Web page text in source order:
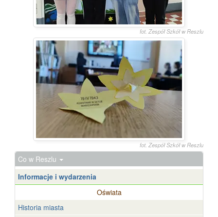
fot. Zespół Szkół w Reszlu
fot. Zespół Szkół w Reszlu
Co w Reszlu
Informacje i wydarzenia
Oświata
Historia miasta